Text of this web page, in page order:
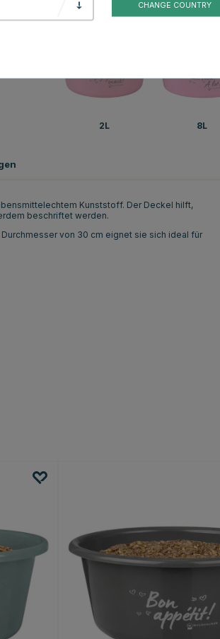
2L 8L
Kunststoff. Der Deckel hilft,
beschriftet werden.
von 30 cm eignet sie sich ideal für
CHANGE COUNTRY